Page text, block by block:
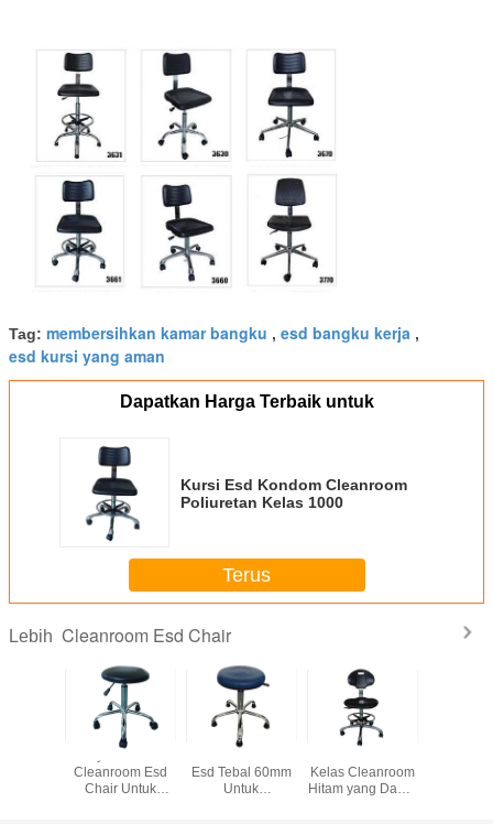
Tag: membersihkan kamar bangku , esd bangku kerja ,
esd kursi yang aman
Dapatkan Harga Terbaik untuk
Kursi Esd Kondom Cleanroom
Poliuretan Kelas 1000
Terus
Lebih Cleanroom Esd Chair
Cleanroom Esd
Chair Untuk
Esd Tebal 60mm
Untuk
Kelas Cleanroom
Hitam yang Dapat